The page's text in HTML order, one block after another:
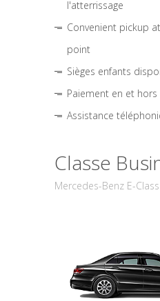
l'atterrissage
Convenient pickup
point
Sièges enfants
Paiement en et hors
Assistance
Classe
Mercedes-Benz E-